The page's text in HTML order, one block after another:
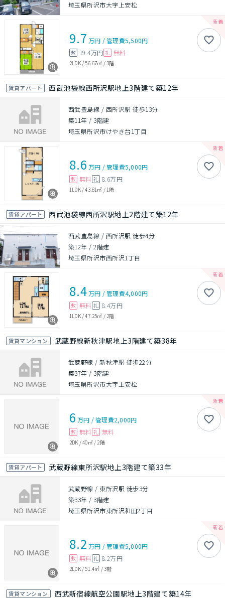
埼玉県所沢市大字上安松
9.7 万円 /管理費5,500円
敷 19.4万円 礼 無料
2LDK/56.67㎡ /3階
賃貸アパート 西武池袋線西所沢駅地上3階建て築12年
西武豊島線 / 西所沢駅 徒歩13分
築11年 / 3階建
埼玉県所沢市けやき台1丁目
8.6 万円 /管理費5,000円
敷 無料 礼 8.6万円
1LDK/43.81㎡ / 1階
賃貸アパート 西武池袋線西所沢駅地上2階建て築12年
西武豊島線 / 西所沢駅 徒歩4分
築12年 /2階建
埼玉県所沢市西所沢1丁目
8.4万円 /管理費4,000円
敷 無料 礼 8.4万円
1LDK/47.25㎡ / 2階
賃貸マンション 武蔵野線新秋津駅地上3階建て築38年
武蔵野線 / 新秋津駅 徒歩22分
築37年 / 3階建
埼玉県所沢市大字上安松
6 万円 /管理費2,000円
敷 無料 礼 無料
2DK /40㎡/ 2階
賃貸アパート 武蔵野線東所沢駅地上3階建て築33年
武蔵野線 / 東所沢駅 徒歩3分
築33年 / 3階建
埼玉県所沢市東所沢和田2丁目
8.2 万円 /管理費5,000円
敷 無料 礼 8.2万円
2LDK/51.4㎡ /3階
賃貸マンション 西武新宿線航空公園駅地上3階建て築14年